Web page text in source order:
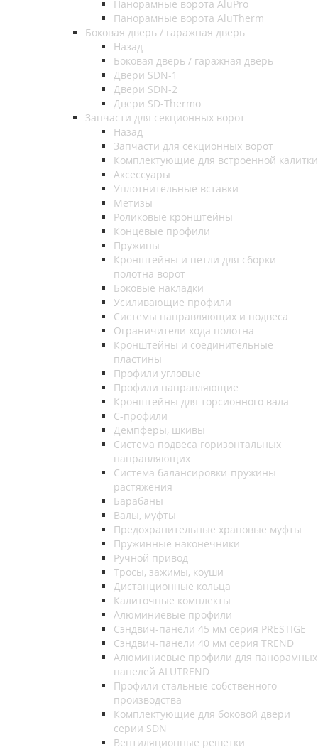
Панорамные ворота AluPro
Панорамные ворота AluTherm
Боковая дверь / гаражная дверь
Назад
Боковая дверь / гаражная дверь
Двери SDN-1
Двери SDN-2
Двери SD-Thermo
Запчасти для секционных ворот
Назад
Запчасти для секционных ворот
Комплектующие для встроенной калитки
Аксессуары
Уплотнительные вставки
Метизы
Роликовые кронштейны
Концевые профили
Пружины
Кронштейны и петли для сборки
полотна ворот
Боковые накладки
Усиливающие профили
Системы направляющих и подвеса
Ограничители хода полотна
Кронштейны и соединительные
пластины
Профили угловые
Профили направляющие
Кронштейны для торсионного вала
С-профили
Демпферы, шкивы
Система подвеса горизонтальных
направляющих
Система балансировки-пружины
растяжения
Барабаны
Валы, муфты
Предохранительные храповые муфты
Пружинные наконечники
Ручной привод
Тросы, зажимы, коуши
Дистанционные кольца
Калиточные комплекты
Алюминиевые профили
Сэндвич-панели 45 мм серия PRESTIGE
Сэндвич-панели 40 мм серия TREND
Алюминиевые профили для панорамных
панелей ALUTREND
Профили стальные собственного
производства
Комплектующие для боковой двери
серии SDN
Вентиляционные решетки